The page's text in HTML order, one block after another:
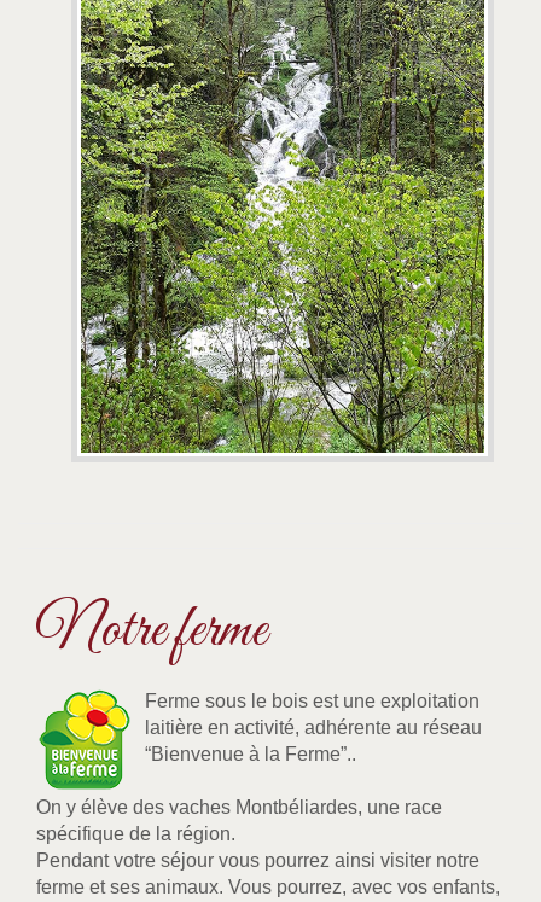
Notre ferme
Ferme sous le bois est une exploitation
laitière en activité, adhérente au réseau
“Bienvenue à la Ferme”..
On y élève des vaches Montbéliardes, une race
spécifique de la région.
Pendant votre séjour vous pourrez ainsi visiter notre
ferme et ses animaux. Vous pourrez, avec vos enfants,